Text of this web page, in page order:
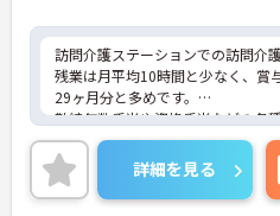
訪問介護ステーションでの訪問介
残業は月平均10時間と少なく、賞
29ヶ月分と多めです。
勤続年数手当や資格手当などの各
おり、長く働きやすい環境です☆
ご興味のある方には、面接対策ポ
に詳細をお話しいたしますのでお
さい！
詳細を見る